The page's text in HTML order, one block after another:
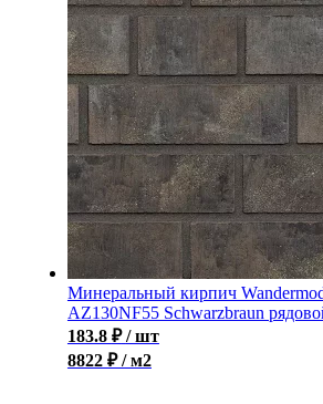
Минеральный кирпич
AZ130NF55 Schwarzbraun
183.8 ₽ / шт
8822 ₽ / м2